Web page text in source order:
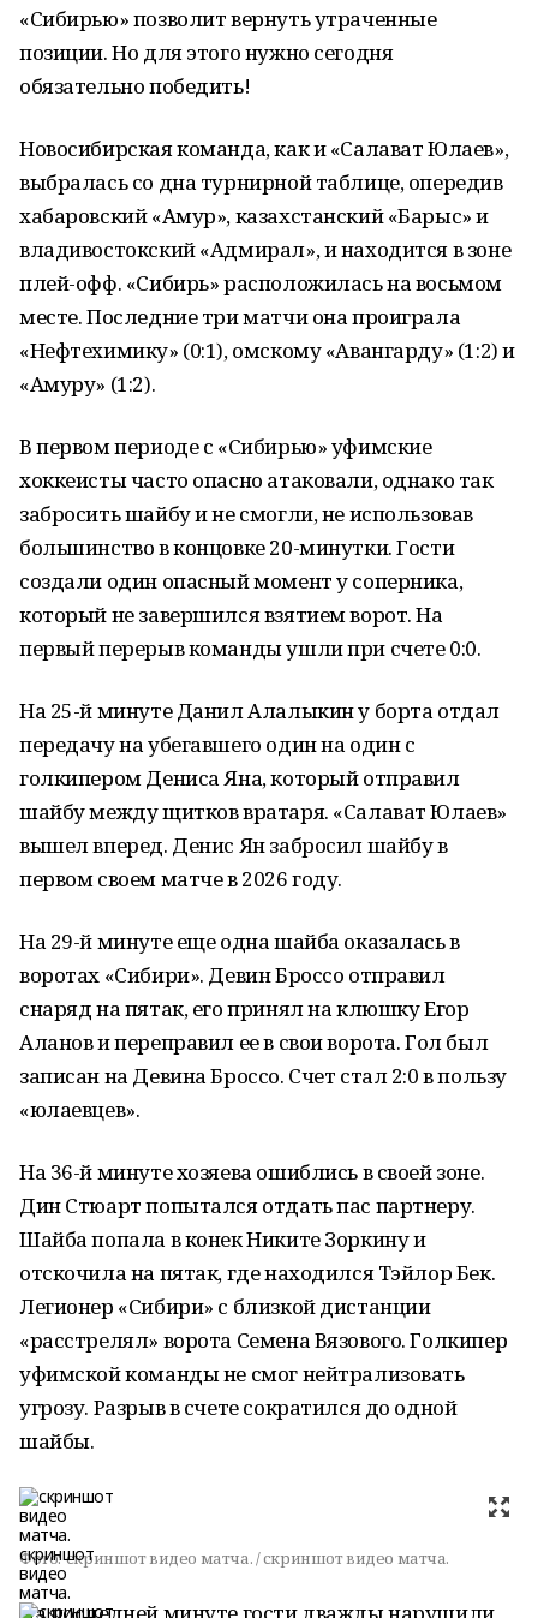
«Сибирью» позволит вернуть утраченные
позиции. Но для этого нужно сегодня
обязательно победить!
Новосибирская команда, как и «Салават Юлаев»,
выбралась со дна турнирной таблице, опередив
хабаровский «Амур», казахстанский «Барыс» и
владивостокский «Адмирал», и находится в зоне
плей-офф. «Сибирь» расположилась на восьмом
месте. Последние три матчи она проиграла
«Нефтехимику» (0:1), омскому «Авангарду» (1:2) и
«Амуру» (1:2).
В первом периоде с «Сибирью» уфимские
хоккеисты часто опасно атаковали, однако так
забросить шайбу и не смогли, не использовав
большинство в концовке 20-минутки. Гости
создали один опасный момент у соперника,
который не завершился взятием ворот. На
первый перерыв команды ушли при счете 0:0.
На 25-й минуте Данил Алалыкин у борта отдал
передачу на убегавшего один на один с
голкипером Дениса Яна, который отправил
шайбу между щитков вратаря. «Салават Юлаев»
вышел вперед. Денис Ян забросил шайбу в
первом своем матче в 2026 году.
На 29-й минуте еще одна шайба оказалась в
воротах «Сибири». Девин Броссо отправил
снаряд на пятак, его принял на клюшку Егор
Аланов и переправил ее в свои ворота. Гол был
записан на Девина Броссо. Счет стал 2:0 в пользу
«юлаевцев».
На 36-й минуте хозяева ошиблись в своей зоне.
Дин Стюарт попытался отдать пас партнеру.
Шайба попала в конек Никите Зоркину и
отскочила на пятак, где находился Тэйлор Бек.
Легионер «Сибири» с близкой дистанции
«расстрелял» ворота Семена Вязового. Голкипер
уфимской команды не смог нейтрализовать
угрозу. Разрыв в счете сократился до одной
шайбы.
Фото: скриншот видео матча. / скриншот видео матча.